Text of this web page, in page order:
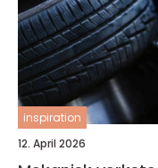
inspiration
12. April 2026